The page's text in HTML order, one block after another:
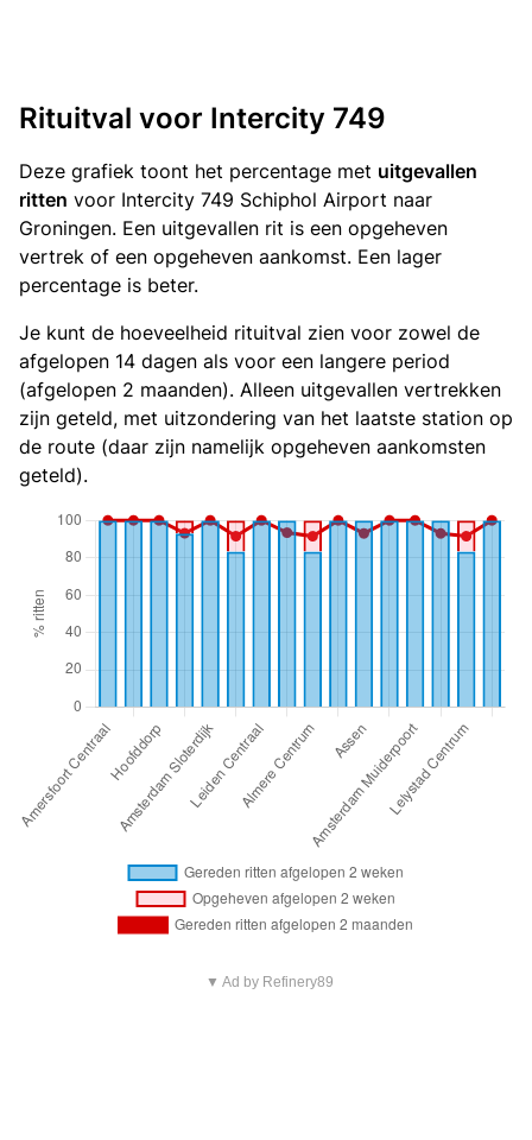
Rituitval voor Intercity 749
Deze grafiek toont het percentage met uitgevallen
ritten voor Intercity 749 Schiphol Airport naar
Groningen. Een uitgevallen rit is een opgeheven
vertrek of een opgeheven aankomst. Een lager
percentage is beter.
Je kunt de hoeveelheid rituitval zien voor zowel de
afgelopen 14 dagen als voor een langere period
(afgelopen 2 maanden). Alleen uitgevallen vertrekken
zijn geteld, met uitzondering van het laatste station op
de route (daar zijn namelijk opgeheven aankomsten
geteld).
▼ Ad by Refinery89